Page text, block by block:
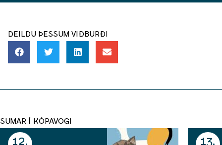
DEILDU ÞESSUM VIÐBURÐI
SUMAR Í KÓPAVOGI
12 13